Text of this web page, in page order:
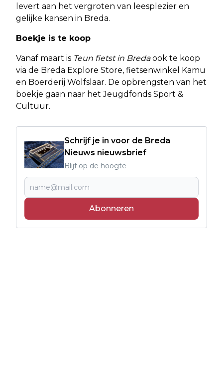
levert aan het vergroten van leesplezier en
gelijke kansen in Breda.
Boekje is te koop
Vanaf maart is Teun fietst in Bredaook te koop
via de Breda Explore Store, fietsenwinkel Kamu
en Boerderij Wolfslaar. De opbrengsten van het
boekje gaan naar het Jeugdfonds Sport &
Cultuur.
Schrijf je in voor de Breda
Nieuws nieuwsbrief
Blijf op de hoogte
Abonneren